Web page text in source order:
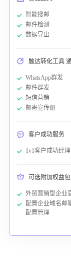
智能搜邮
邮件检测
数据导出
触达转化工具
WhatsApp群发
邮件群发
短信营销
邮寄宣传册
客户成功服务
1v1客户成功经
可选附加权益包
外贸营销型企业
配置企业域名邮
配置管理